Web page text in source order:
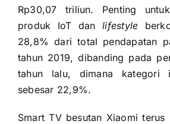
Rp30,07 triliun. Penting
produk IoT danlifestyle
28,8% dari total pendapatan
tahun 2019, dibanding pada
tahun lalu, dimana kategori
sebesar 22,9%.
Smart TV besutan Xiaomi terus